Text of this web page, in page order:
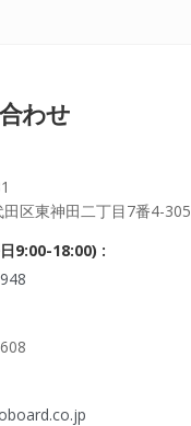
わせ
区東神田二丁目7番4-305
9:00-18:00) :